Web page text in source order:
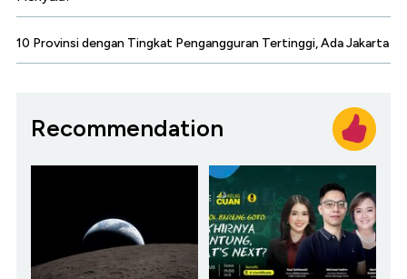
10 Provinsi dengan Tingkat Pengangguran Tertinggi, Ada Jakarta
Recommendation